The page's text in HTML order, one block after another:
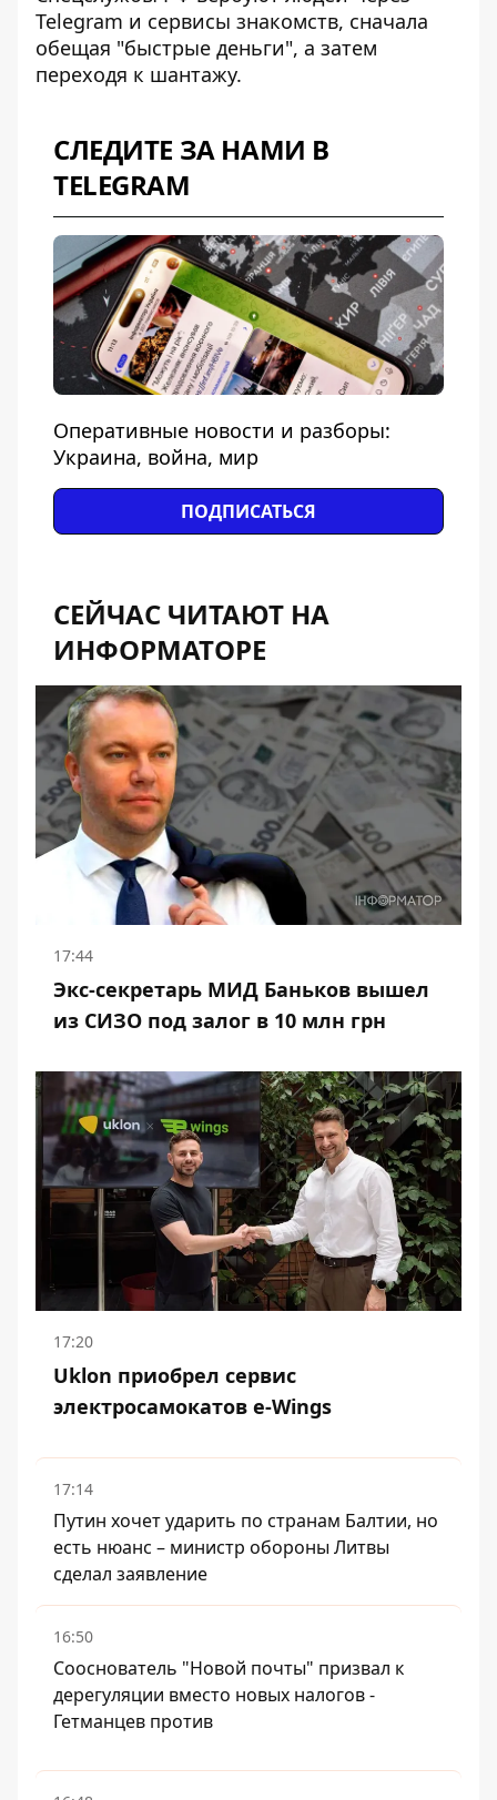
Telegram и сервисы знакомств, сначала
обещая "быстрые деньги", а затем
переходя к шантажу.
СЛЕДИТЕ ЗА НАМИ В
TELEGRAM
Оперативные новости и разборы:
Украина, война, мир
ПОДПИСАТЬСЯ
СЕЙЧАС ЧИТАЮТ НА
ИНФОРМАТОРЕ
17:44
Экс-секретарь МИД Баньков вышел
из СИЗО под залог в 10 млн грн
17:20
Uklon приобрел сервис
электросамокатов e-Wings
17:14
Путин хочет ударить по странам Балтии, но
есть нюанс – министр обороны Литвы
сделал заявление
16:50
Сооснователь "Новой почты" призвал к
дерегуляции вместо новых налогов -
Гетманцев против